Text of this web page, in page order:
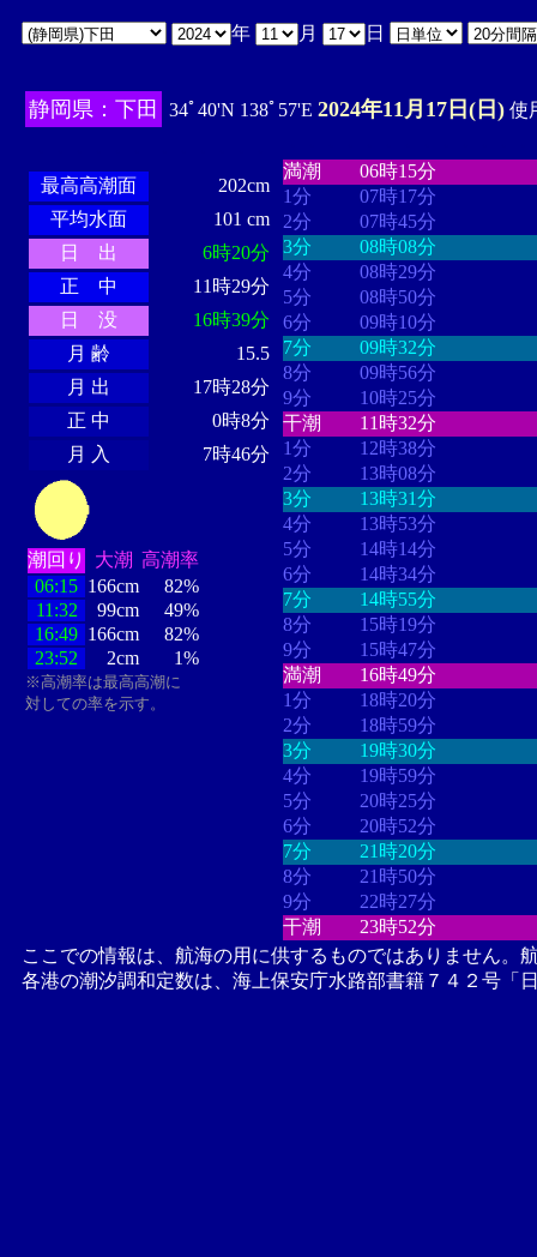
年 月 日
静岡県：下田 34ﾟ40'N 138ﾟ57'E 2024年11月17日(日) 使
最高高潮面
202cm
平均水面
101 cm
日 出
6時20分
正 中
11時29分
日 没
16時39分
月 齢
15.5
月 出
17時28分
正 中
0時8分
月 入
7時46分
潮回り 大潮 高潮率
06:15 166cm
82%
11:32
99cm
49%
16:49 166cm
82%
23:52
2cm 1%
※高潮率は最高高潮に
対しての率を示す。
満潮
06時15分
1分
07時17分
2分
07時45分
3分
08時08分
4分
08時29分
5分
08時50分
6分
09時10分
7分
09時32分
8分
09時56分
9分
10時25分
干潮
11時32分
1分
12時38分
2分
13時08分
3分
13時31分
4分
13時53分
5分
14時14分
6分
14時34分
7分
14時55分
8分
15時19分
9分
15時47分
満潮
16時49分
1分
18時20分
2分
18時59分
3分
19時30分
4分
19時59分
5分
20時25分
6分
20時52分
7分
21時20分
8分
21時50分
9分
22時27分
干潮
23時52分
ここでの情報は、航海の用に供するものではありません。
各港の潮汐調和定数は、海上保安庁水路部書籍７４２号「